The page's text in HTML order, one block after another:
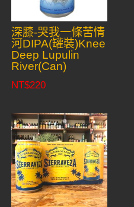
深膝-哭我一條苦情
河DIPA(罐裝)Knee
Deep Lupulin
River(Can)
NT$220